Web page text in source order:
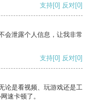
支持[0] 反对[0]
会泄露个人信息，让我非常
支持[0] 反对[0]
论是看视频、玩游戏还是工
速卡顿了。